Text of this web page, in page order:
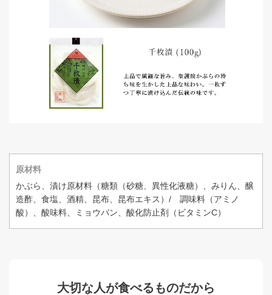
原材料
かぶら、漬け原材料（糖類（砂糖、異性化液糖）、みりん、醸
造酢、食塩、酒精、昆布、昆布エキス）/ 調味料（アミノ
酸）、酸味料、ミョウバン、酸化防止剤（ビタミンC）
大切な人が食べるものだから